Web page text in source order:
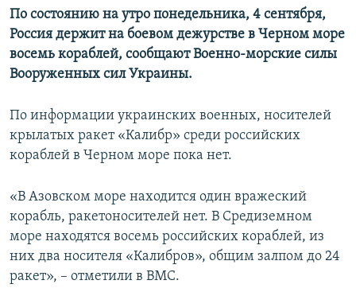
поискуИНФОГРАФИКА
ТЕЛЕПРОЕКТ КРЫМ.РЕАЛИИ
СОВЕТЫ ПРАВОЗАЩИТНИКОВ
ПОБЕДИТЕЛЕЙ НЕ СУДЯТ?
КРЫМ.НЕПОКОРЕННЫЙ
УКРАИНСКАЯ ПРОБЛЕМА КРЫМА
КАК ОБОЙТИ БЛОКИРОВКУ
Українською
Qırımtatar
Все сайты RFE/RL
По состоянию на утро понедельника, 4 сентября,
Россия держит на боевом дежурстве в Черном море
восемь кораблей, сообщают Военно-морские силы
Вооруженных сил Украины.
По информации украинских военных, носителей
крылатых ракет «Калибр» среди российских
кораблей в Черном море пока нет.
«В Азовском море находится один вражеский
корабль, ракетоносителей нет. В Средиземном
море находятся восемь российских кораблей, из
них два носителя «Калибров», общим залпом до 24
ракет», – отметили в ВМС.